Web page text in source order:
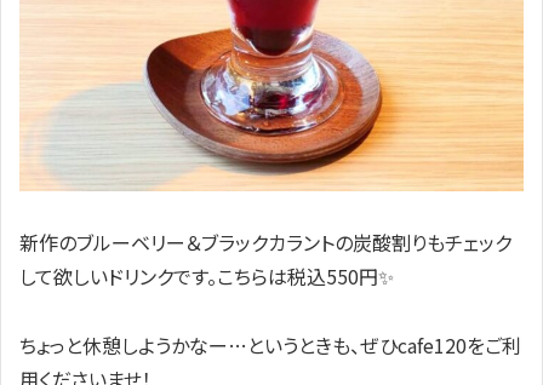
新作のブルーベリー＆ブラックカラントの炭酸割りもチェック
して欲しいドリンクです。こちらは税込550円✨
ちょっと休憩しようかなー…というときも、ぜひcafe120をご利